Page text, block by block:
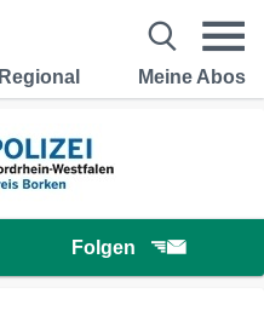
Regional Meine Abos
Folgen